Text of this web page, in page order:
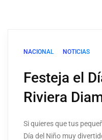
NACIONAL NOTICIAS
Festeja el
Riviera
Si quieres que tus
Día del Niño muy